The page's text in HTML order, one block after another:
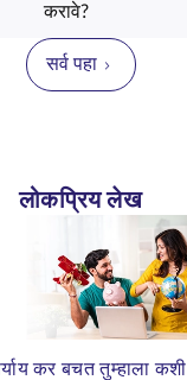
करावे?
सर्व पहा
लोकप्रिय लेख
कर बचत तुम्हाला कशी